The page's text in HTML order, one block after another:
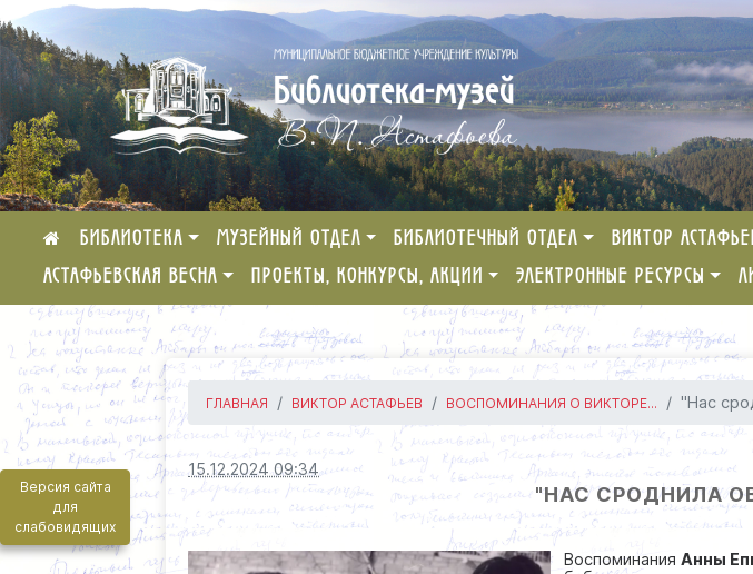
Версия сайта
для
слабовидящих
БИБЛИОТЕКА МУЗЕЙНЫЙ ОТДЕЛ БИБЛИОТЕЧНЫЙ ОТДЕЛ ВИКТОР
АСТАФЬЕВСКАЯ ВЕСНА ПРОЕКТЫ, КОНКУРСЫ, АКЦИИ ЭЛЕКТРОННЫЕ РЕСУРСЫ
ГЛАВНАЯ ВИКТОР АСТАФЬЕВ ВОСПОМИНАНИЯ О ВИКТОРЕ... "Нас
15.12.2024 09:34
"НАС СРОДНИЛА
ВоспоминанияАнны